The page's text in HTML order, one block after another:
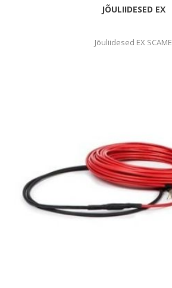
JÕULIIDESED EX
Jõuliidesed EX SCAME